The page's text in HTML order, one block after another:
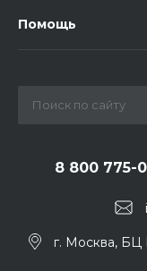
Помощь
8 800 775-
г. Москва, БЦ